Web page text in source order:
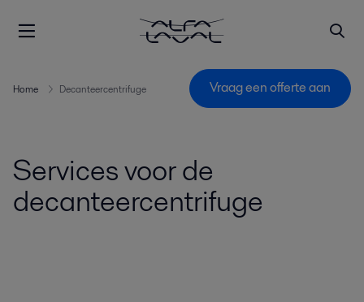
Home Decanteercentrifuge Vraag een offerte aan
Services voor de
decanteercentrifuge